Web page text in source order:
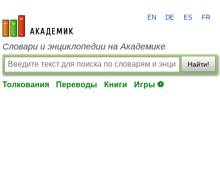
academic.ru
EN DE ES FR
Словари и энциклопедии на Академике
Найти!
Толкования Переводы Книги Игры ⚽